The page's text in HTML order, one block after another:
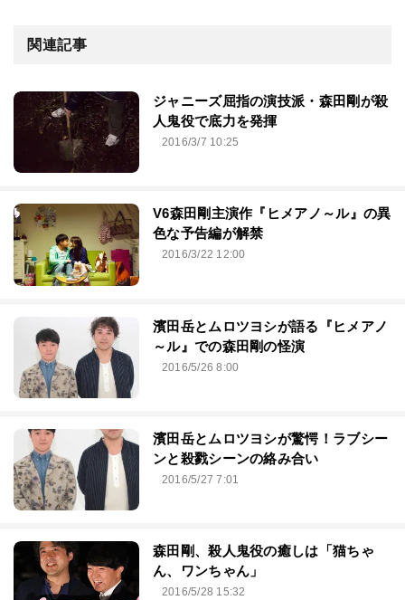
関連記事
ジャニーズ屈指の演技派・森田剛が殺
人鬼役で底力を発揮
2016/3/7 10:25
V6森田剛主演作『ヒメアノ～ル』の異
色な予告編が解禁
2016/3/22 12:00
濱田岳とムロツヨシが語る『ヒメアノ
～ル』での森田剛の怪演
2016/5/26 8:00
濱田岳とムロツヨシが驚愕！ラブシー
ンと殺戮シーンの絡み合い
2016/5/27 7:01
森田剛、殺人鬼役の癒しは「猫ちゃ
ん、ワンちゃん」
2016/5/28 15:32